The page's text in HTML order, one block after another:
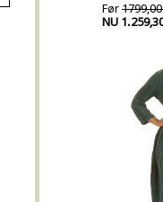
Før 1799,00
NU